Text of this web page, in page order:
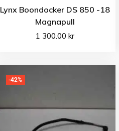
Lynx Boondocker DS 850 -18
Magnapull
1 300.00kr
-42%